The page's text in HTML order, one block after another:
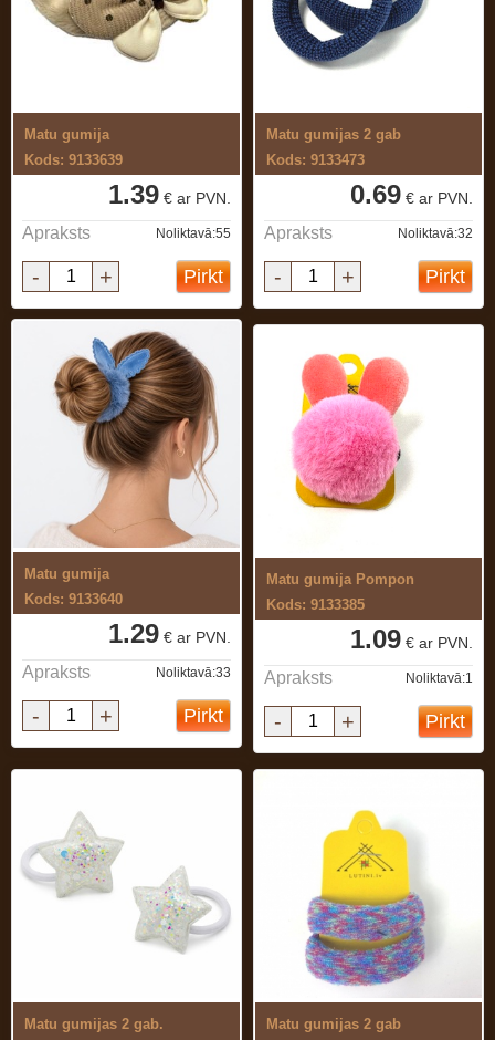
Matu gumija
Kods: 9133639
1.39 € ar PVN.
Apraksts Noliktavā:55
- + Pirkt
Matu gumijas 2 gab
Kods: 9133473
0.69 € ar PVN.
Apraksts Noliktavā:32
- + Pirkt
Matu gumija
Kods: 9133640
1.29 € ar PVN.
Apraksts Noliktavā:33
- + Pirkt
Matu gumija Pompon
Kods: 9133385
1.09 € ar PVN.
Apraksts Noliktavā:1
- + Pirkt
Matu gumijas 2 gab.
Matu gumijas 2 gab